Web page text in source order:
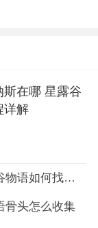
在哪 星露谷
详解
星露谷物语莱纳斯的篮子在哪 星露谷物语如何找到莱纳斯的篮子
骨头怎么收集